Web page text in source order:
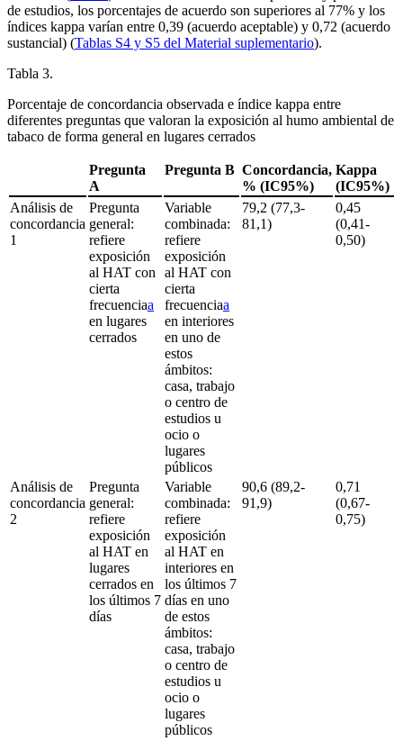
de estudios, los porcentajes de acuerdo son superiores al 77% y los
índices kappa varían entre 0,39 (acuerdo aceptable) y 0,72 (acuerdo
sustancial) (Tablas S4 y S5 del Material suplementario).
Tabla 3.
Porcentaje de concordancia observada e índice kappa entre
diferentes preguntas que valoran la exposición al humo ambiental de
tabaco de forma general en lugares cerrados
Pregunta
A
Pregunta B Concordancia,
% (IC95%)
Kappa
(IC95%)
Análisis de
concordancia
1
Pregunta
general:
refiere
exposición
al HAT con
cierta
frecuenciaa
en lugares
cerrados
Variable
combinada:
refiere
exposición
al HAT con
cierta
frecuenciaa
en interiores
en uno de
estos
ámbitos:
casa, trabajo
o centro de
estudios u
ocio o
lugares
públicos
79,2 (77,3-
81,1)
0,45
(0,41-
0,50)
Análisis de
concordancia
2
Pregunta
general:
refiere
exposición
al HAT en
lugares
cerrados en
los últimos 7
días
Variable
combinada:
refiere
exposición
al HAT en
interiores en
los últimos 7
días en uno
de estos
ámbitos:
casa, trabajo
o centro de
estudios u
ocio o
lugares
públicos
90,6 (89,2-
91,9)
0,71
(0,67-
0,75)